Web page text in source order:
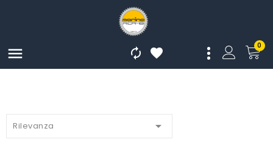
 0


Rilevanza 